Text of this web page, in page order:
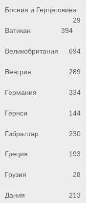
Босния и Герцеговина
29
Ватикан
394
Великобритания 694
Венгрия 289
Германия 334
Гернси 144
Гибралтар 230
Греция 193
Грузия 28
Дания 213